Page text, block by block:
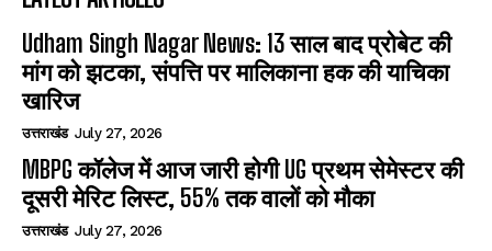
Udham Singh Nagar News: 13 साल बाद प्रोबेट की
मांग को झटका, संपत्ति पर मालिकाना हक की याचिका
खारिज
उत्तराखंड July 27, 2026
MBPG कॉलेज में आज जारी होगी UG प्रथम सेमेस्टर की
दूसरी मेरिट लिस्ट, 55% तक वालों को मौका
उत्तराखंड July 27, 2026